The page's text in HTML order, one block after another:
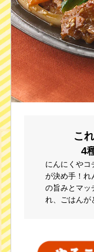
こ
4
にんにくやコ
が決め手！れ
の旨みとマッ
れ、ごはんが